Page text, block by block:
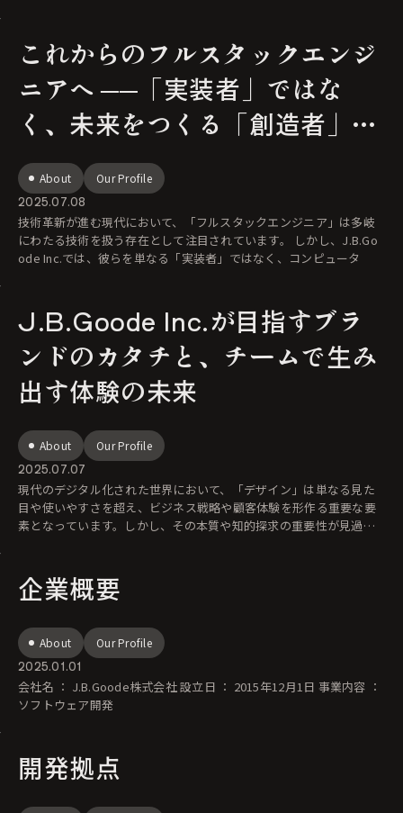
これからのフルスタックエンジ
ニアへ ──「実装者」ではな
く、未来をつくる「創造者」と
して
About Our Profile
2025.07.08
技術革新が進む現代において、「フルスタックエンジニア」は多岐
にわたる技術を扱う存在として注目されています。 しかし、J.B.Go
ode Inc.では、彼らを単なる「実装者」ではなく、コンピュータ
J.B.Goode Inc.が目指すブラ
ンドのカタチと、チームで生み
出す体験の未来
About Our Profile
2025.07.07
現代のデジタル化された世界において、「デザイン」は単なる見た
目や使いやすさを超え、ビジネス戦略や顧客体験を形作る重要な要
素となっています。しかし、その本質や知的探求の重要性が見過ご
企業概要
About Our Profile
2025.01.01
会社名 ： J.B.Goode株式会社 設立日 ： 2015年12月1日 事業内容 ：
ソフトウェア開発
開発拠点